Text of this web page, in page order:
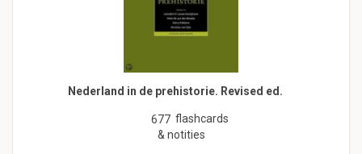
Nederland in de prehistorie. Revised ed.
677 flashcards
& notities